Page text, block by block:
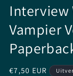
openen
in
modaal
Interview
Vampier
Normale
€7,50 EUR